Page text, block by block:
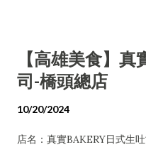
【高雄美食】
司-橋頭總店
10/20/2024
店名：真實BAKERY日式生